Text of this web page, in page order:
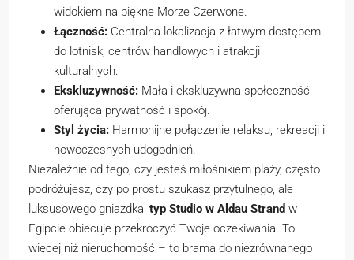
widokiem na piękne Morze Czerwone.
Łączność: Centralna lokalizacja z łatwym dostępem
do lotnisk, centrów handlowych i atrakcji
kulturalnych.
Ekskluzywność: Mała i ekskluzywna społeczność
oferująca prywatność i spokój.
Styl życia: Harmonijne połączenie relaksu, rekreacji i
nowoczesnych udogodnień.
Niezależnie od tego, czy jesteś miłośnikiem plaży, często
podróżujesz, czy po prostu szukasz przytulnego, ale
luksusowego gniazdka, typ Studio w Aldau Strand w
Egipcie obiecuje przekroczyć Twoje oczekiwania. To
więcej niż nieruchomość – to brama do niezrównanego